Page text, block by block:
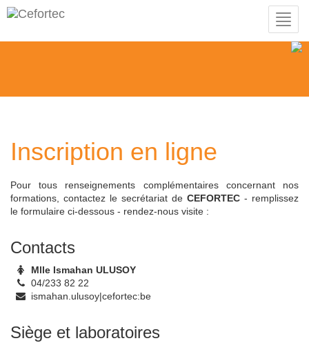
Inscription en ligne
Pour tous renseignements complémentaires concernant nos
formations, contactez le secrétariat de CEFORTEC - remplissez
le formulaire ci-dessous - rendez-nous visite :
Contacts
Mlle Ismahan ULUSOY
04/233 82 22
ismahan.ulusoy|cefortec:be
Siège et laboratoires